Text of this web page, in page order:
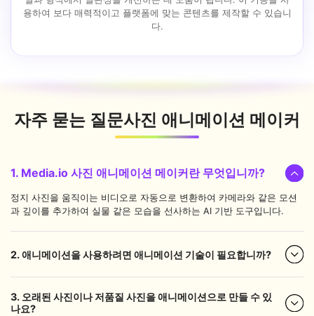
용하여 보다 매력적이고 플랫폼에 맞는 콘텐츠를 제작할 수 있습니
다.
자주 묻는 질문사진 애니메이션 메이커
1. Media.io 사진 애니메이션 메이커란 무엇입니까?
정지 사진을 움직이는 비디오로 자동으로 변환하여 카메라와 같은 모션
과 깊이를 추가하여 실물 같은 모습을 선사하는 AI 기반 도구입니다.
2. 애니메이션을 사용하려면 애니메이션 기술이 필요합니까?
3. 오래된 사진이나 저품질 사진을 애니메이션으로 만들 수 있
나요?